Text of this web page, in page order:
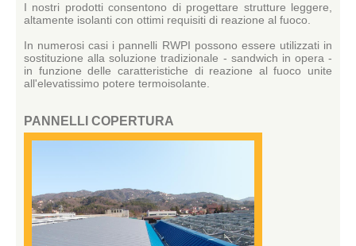
I nostri prodotti consentono di progettare strutture leggere,
altamente isolanti con ottimi requisiti di reazione al fuoco.
In numerosi casi i pannelli RWPI possono essere utilizzati in
sostituzione alla soluzione tradizionale - sandwich in opera -
in funzione delle caratteristiche di reazione al fuoco unite
all'elevatissimo potere termoisolante.
PANNELLI COPERTURA